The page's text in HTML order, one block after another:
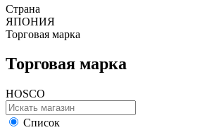
Страна
ЯПОНИЯ
Торговая марка
Торговая марка
HOSCO
Список